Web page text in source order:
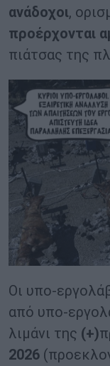
ανάδοχοι,
προέρχονται
πιάτσας της
Οι υπο-
από υπο-
λιμάνι της (+)
2026